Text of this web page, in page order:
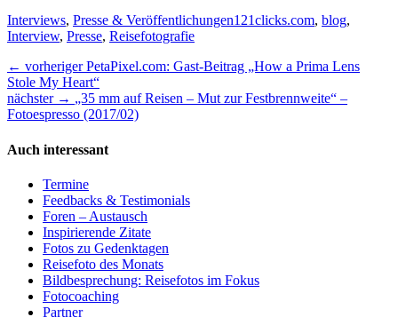
Kategorien
Interviews, Presse & VeröffentlichungenTags
121clicks.com, blog,
Interview, Presse, Reisefotografie
Beitragsnavigation
← vorheriger Vorheriger
Beitrag:
PetaPixel.com: Gast-Beitrag „How a Prima Lens
Stole My Heart“
nächster → nächster
Beitrag:
„35 mm auf Reisen – Mut zur Festbrennweite“ –
Fotoespresso (2017/02)
Auch interessant
Termine
Feedbacks & Testimonials
Foren – Austausch
Inspirierende Zitate
Fotos zu Gedenktagen
Reisefoto des Monats
Bildbesprechung: Reisefotos im Fokus
Fotocoaching
Partner